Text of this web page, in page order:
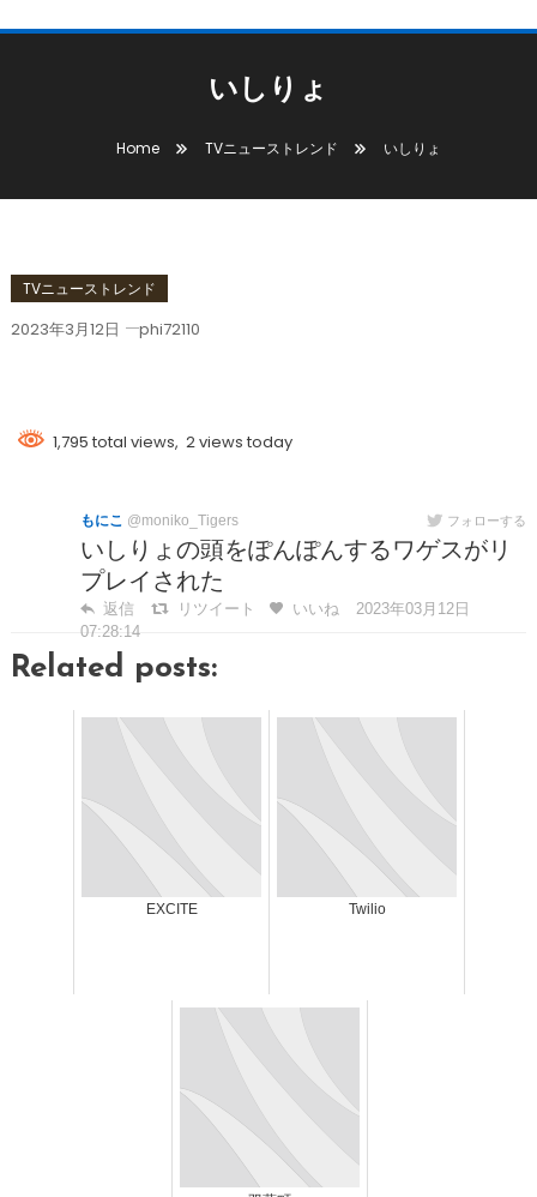
いしりょ
Home TVニューストレンド いしりょ
TVニューストレンド
2023年3月12日 phi72110
1,795 total views, 2 views today
もにこ @moniko_Tigers フォローする
いしりょの頭をぽんぽんするワゲスがリ
プレイされた
返信 リツイート いいね
2023年03月12日
07:28:14
Related posts:
EXCITE Twilio